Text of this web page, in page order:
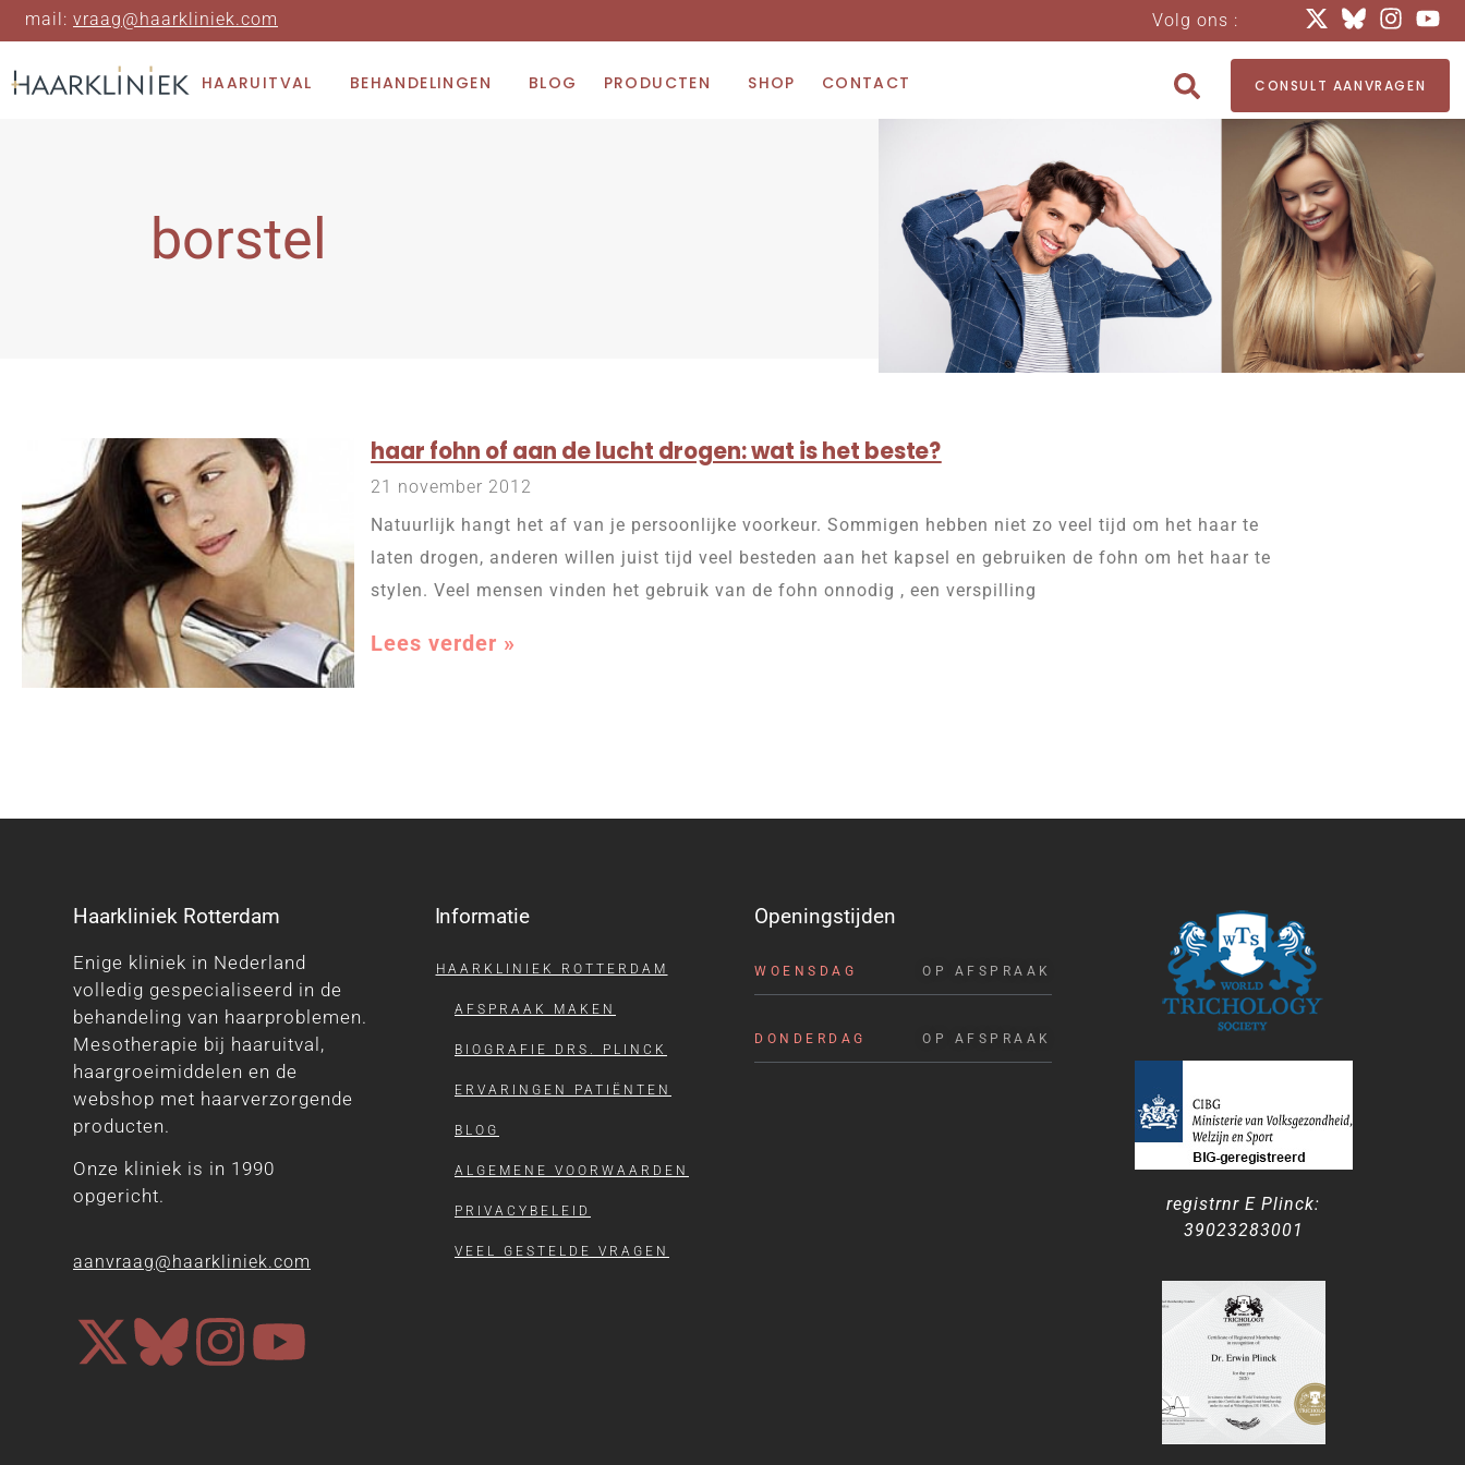
mail: vraag@haarkliniek.com Volg ons :
HAARUITVAL BEHANDELINGEN BLOG PRODUCTEN SHOP CONTACT CONSULT AANVRAGEN
borstel
haar fohn of aan de lucht drogen: wat is het beste?
21 november 2012
Natuurlijk hangt het af van je persoonlijke voorkeur. Sommigen hebben niet zo veel tijd om het haar te
laten drogen, anderen willen juist tijd veel besteden aan het kapsel en gebruiken de fohn om het haar te
stylen. Veel mensen vinden het gebruik van de fohn onnodig , een verspilling
Lees verder »
Haarkliniek Rotterdam
Enige kliniek in Nederland
volledig gespecialiseerd in de
behandeling van haarproblemen.
Mesotherapie bij haaruitval,
haargroeimiddelen en de
webshop met haarverzorgende
producten.
Onze kliniek is in 1990
opgericht.
aanvraag@haarkliniek.com
Informatie
HAARKLINIEK ROTTERDAM
AFSPRAAK MAKEN
BIOGRAFIE DRS. PLINCK
ERVARINGEN PATIËNTEN
BLOG
ALGEMENE VOORWAARDEN
PRIVACYBELEID
VEEL GESTELDE VRAGEN
Openingstijden
WOENSDAG
DONDERDAG
OP AFSPRAAK
OP AFSPRAAK
registrnr E Plinck:
39023283001